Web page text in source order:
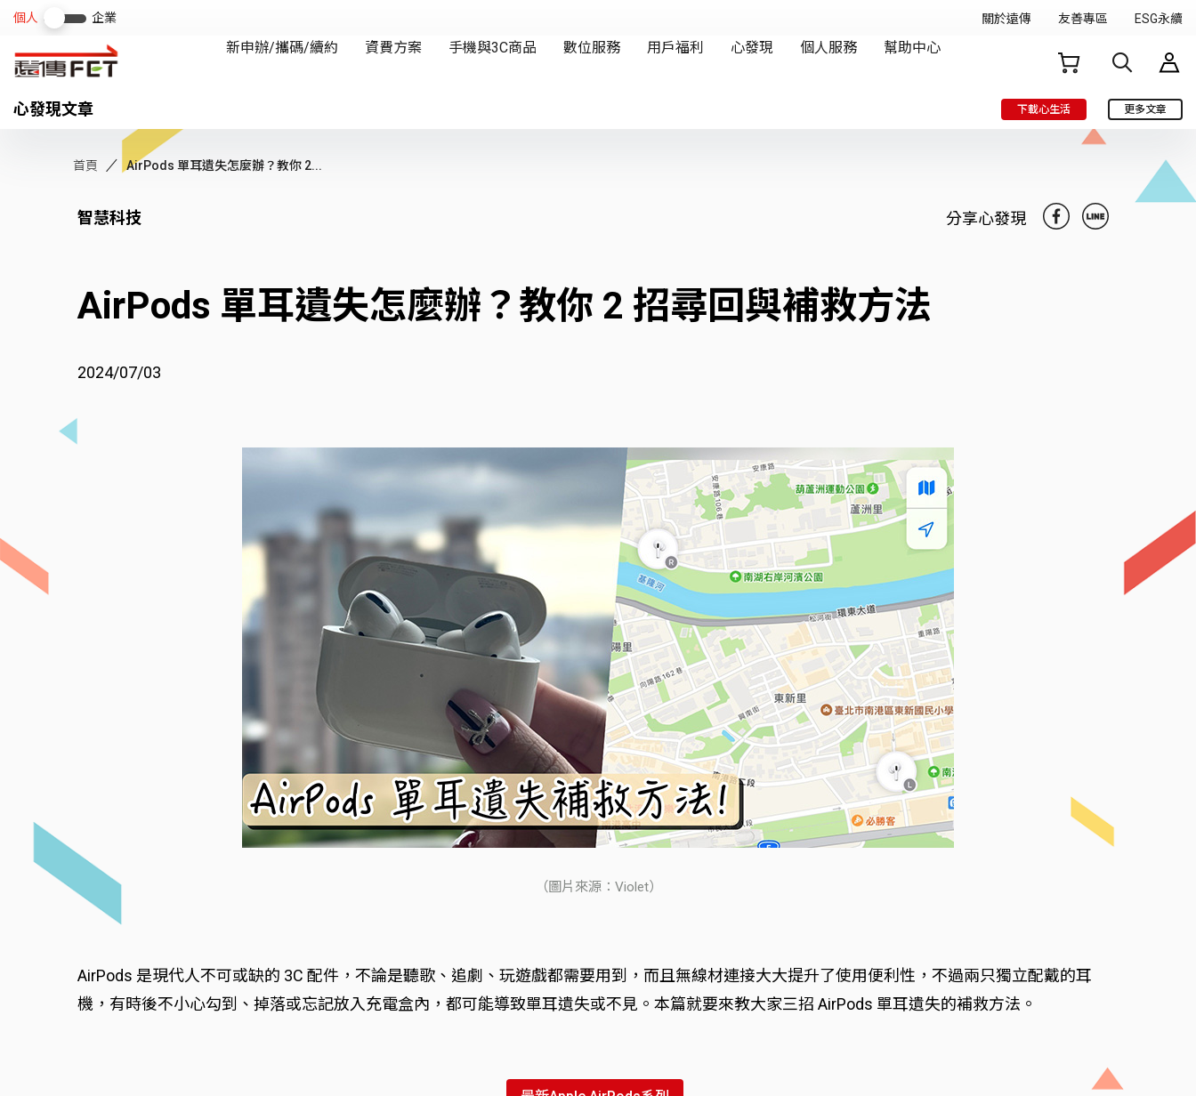
心發現文章 下載心生活 更多文章
首頁 AirPods 單耳遺失怎麼辦？教你 2...
智慧科技 分享心發現
AirPods 單耳遺失怎麼辦？教你 2 招尋回與補救方法
2024/07/03
（圖片來源：Violet）
AirPods 是現代人不可或缺的 3C 配件，不論是聽歌、追劇、玩遊戲都需要用到，而且無線材連接大大提升了使用便利性，不過兩只獨立配戴的耳
機，有時後不小心勾到、掉落或忘記放入充電盒內，都可能導致單耳遺失或不見。本篇就要來教大家三招 AirPods 單耳遺失的補救方法。